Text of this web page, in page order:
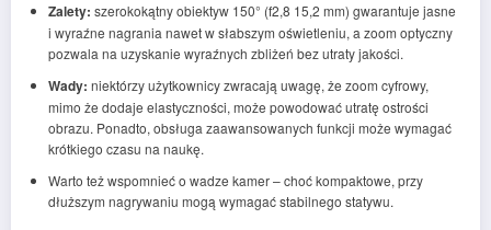
Zalety: szerokokątny obiektyw 150° (f2,8 15,2 mm) gwarantuje jasne
i wyraźne nagrania nawet w słabszym oświetleniu, a zoom optyczny
pozwala na uzyskanie wyraźnych zbliżeń bez utraty jakości.
Wady: niektórzy użytkownicy zwracają uwagę, że zoom cyfrowy,
mimo że dodaje elastyczności, może powodować utratę ostrości
obrazu. Ponadto, obsługa zaawansowanych funkcji może wymagać
krótkiego czasu na naukę.
Warto też wspomnieć o wadze kamer – choć kompaktowe, przy
dłuższym nagrywaniu mogą wymagać stabilnego statywu.